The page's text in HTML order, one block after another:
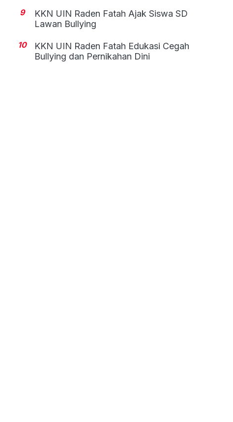
9
KKN UIN Raden Fatah Ajak Siswa SD
Lawan Bullying
10
KKN UIN Raden Fatah Edukasi Cegah
Bullying dan Pernikahan Dini